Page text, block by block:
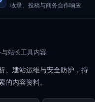
收录、投稿与商务合作响应
站长工具内容
、建站运维与安全防护，持
的内容资料。